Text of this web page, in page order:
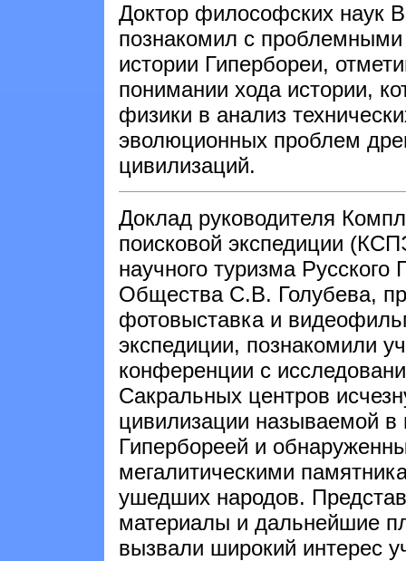
Доктор философских наук
познакомил с
истории Гипербореи,
понимании хода истории,
физики в анализ
эволюционных проблем
цивилизаций.
Доклад руководителя
поисковой экспедиции
научного туризма Русского
Общества С.В. Голубева,
фотовыставка и
экспедиции, познакомили
конференции с
Сакральных центров
цивилизации называемой в
Гипербореей и
мегалитическими
ушедших народов.
материалы и дальнейшие
вызвали широкий интерес